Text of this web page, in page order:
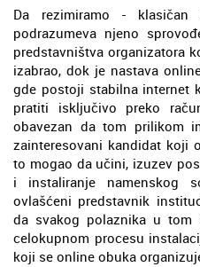
Da rezimiramo -
podrazumeva njeno
predstavništva organizatora
izabrao, dok je nastava
gde postoji stabilna internet
pratiti isključivo preko
obavezan da tom prilikom
zainteresovani kandidat koji
to mogao da učini, izuzev
i instaliranje namenskog
ovlašćeni predstavnik
da svakog polaznika u tom
celokupnom procesu
koji se online obuka